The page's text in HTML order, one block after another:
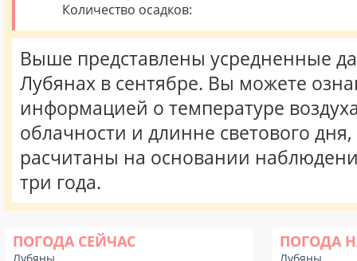
Количество осадков:
Выше представлены усредненные
Лубянах в сентябре. Вы можете
информацией о температуре
облачности и длинне светового
расчитаны на основании
три года.
ПОГОДА СЕЙЧАС ПОГОДА